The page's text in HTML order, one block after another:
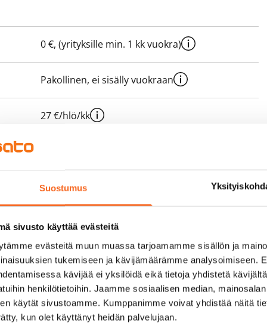
Suostumus
sivusto käyttää evästeitä
evästeitä muun muassa tarjoamamme sisällön ja
tukemiseen ja kävijämäärämme analysoimiseen.
kävijää ei yksilöidä eikä tietoja yhdistetä
henkilötietoihin. Jaamme sosiaalisen median,
käytät sivustoamme. Kumppanimme voivat yhdistää näitä
kun olet käyttänyt heidän palvelujaan.
0 €, (yrityksille min. 1 kk vuokra)
Pakollinen, ei sisälly vuokraan
27 €/hlö/kk
Vuokraan sisältyy 50 M laajakaistaliittymä. Voit
hankkia lisänopeutta etuhintaan ottamalla
Kyllä
Ei